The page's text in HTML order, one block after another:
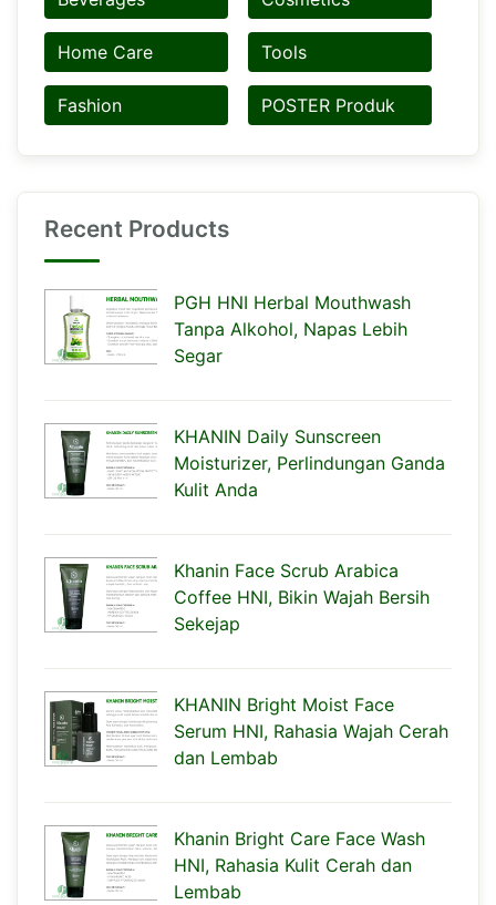
Home Care Tools
Fashion POSTER Produk
Recent Products
PGH HNI Herbal Mouthwash
Tanpa Alkohol, Napas Lebih
Segar
KHANIN Daily Sunscreen
Moisturizer, Perlindungan Ganda
Kulit Anda
Khanin Face Scrub Arabica
Coffee HNI, Bikin Wajah Bersih
Sekejap
KHANIN Bright Moist Face
Serum HNI, Rahasia Wajah Cerah
dan Lembab
Khanin Bright Care Face Wash
HNI, Rahasia Kulit Cerah dan
Lembab